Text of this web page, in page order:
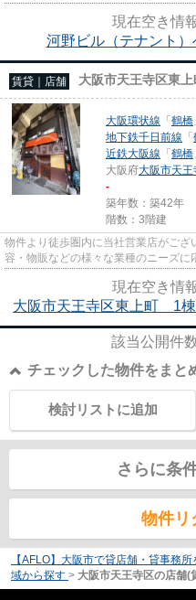
尚、弊社ではおとり広告は一切...
現在空き情
河野ビル（テナント
賃貸｜店舗 大阪市天王寺区東
大阪環状線 「鶴橋
地下鉄千日前線 「
近鉄大阪線 「鶴橋
大阪府大阪市天王
-
築年数：築42年
階数：3階建
物件より徒歩圏内に当社営業店がご
容・物販などの様々な業種のニーズに
尚、弊社ではおとり広告は一切...
現在空き情
大阪市天王寺区東上町 1
該当公開件
チェックした物件をまと
検討リストに追加
さらに条
物件リ
【AFLO】大阪市で貸店舗・貸事務
域から探す > 大阪市天王寺区の店舗(